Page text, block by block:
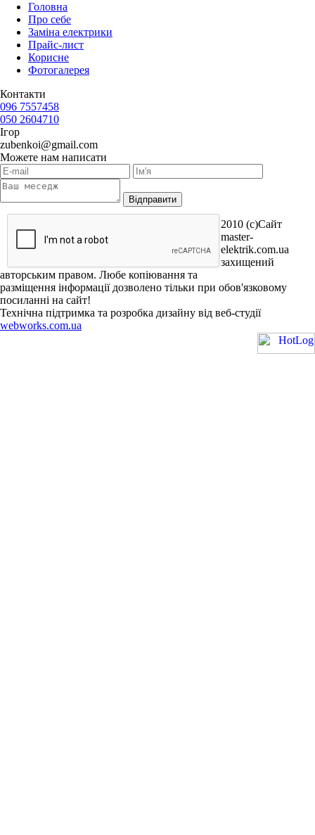
Головна
Про себе
Заміна електрики
Прайс-лист
Корисне
Фотогалерея
Контакти
096 7557458
050 2604710
Ігор
zubenkoi@gmail.com
Можете нам написати
2010 (c)Сайт
master-
elektrik.com.ua
захищений
авторським правом. Любе копіювання та
разміщення інформації дозволено тільки при обов'язковому
посиланні на сайт!
Технічна підтримка та розробка дизайну від веб-студії
webworks.com.ua